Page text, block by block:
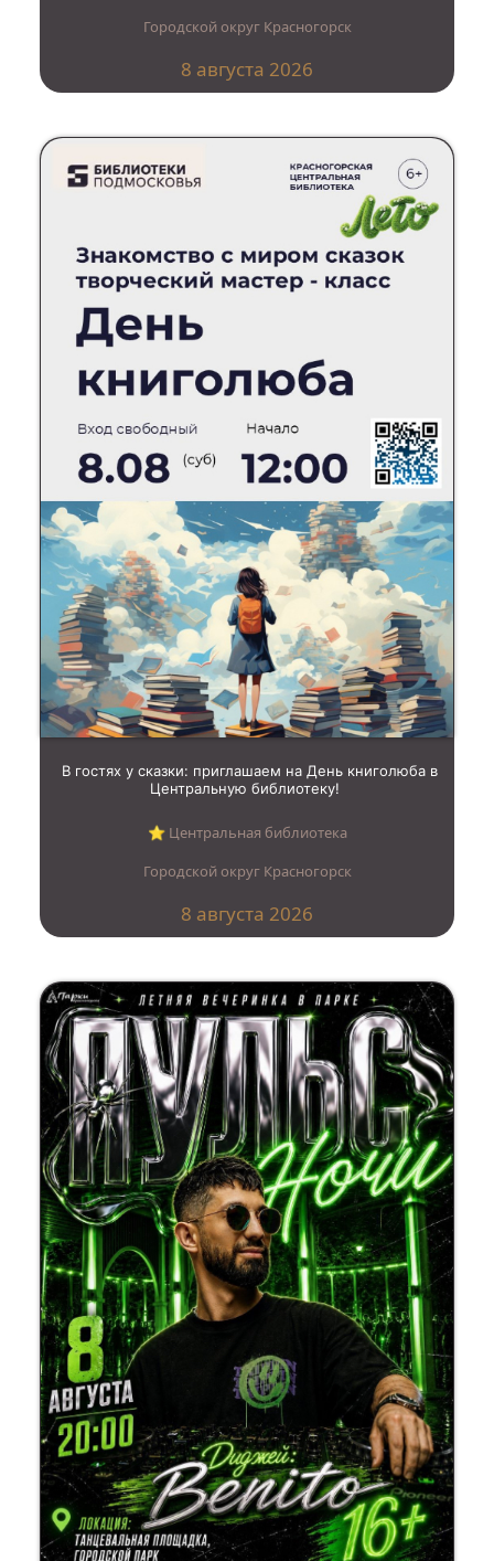
Городской округ Красногорск
8 августа 2026
В гостях у сказки: приглашаем на День книголюба в
Центральную библиотеку!
⭐︎ Центральная библиотека
Городской округ Красногорск
8 августа 2026